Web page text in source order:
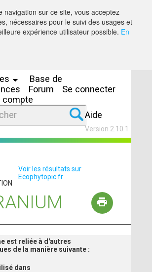
Base de
Forum
Se connecter
compte
Aide
Version 2.10.1
Voir les résultats sur
Ecophytopic.fr
est reliée à d'autres
de la manière suivante :
dans
navigation sur ce site, vous acceptez
nécessaires pour le suivi des usages et
expérience utilisateur possible. En